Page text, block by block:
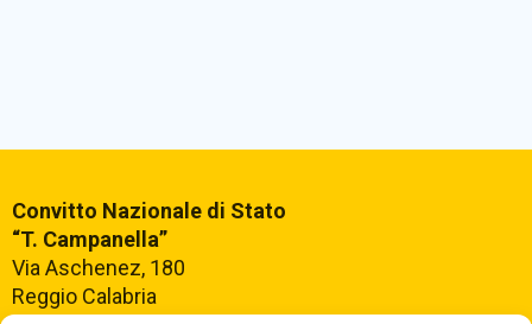
Convitto Nazionale di Stato
“T. Campanella”
Via Aschenez, 180
Reggio Calabria